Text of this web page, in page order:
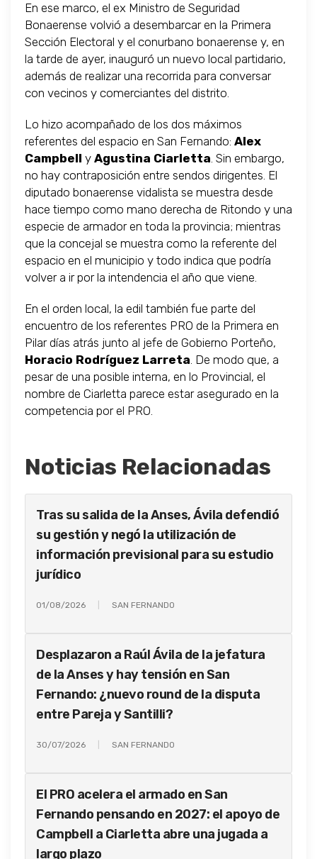
En ese marco, el ex Ministro de Seguridad
Bonaerense volvió a desembarcar en la Primera
Sección Electoral y el conurbano bonaerense y, en
la tarde de ayer, inauguró un nuevo local partidario,
además de realizar una recorrida para conversar
con vecinos y comerciantes del distrito.
Lo hizo acompañado de los dos máximos
referentes del espacio en San Fernando: Alex
Campbell y Agustina Ciarletta. Sin embargo,
no hay contraposición entre sendos dirigentes. El
diputado bonaerense vidalista se muestra desde
hace tiempo como mano derecha de Ritondo y una
especie de armador en toda la provincia; mientras
que la concejal se muestra como la referente del
espacio en el municipio y todo indica que podría
volver a ir por la intendencia el año que viene.
En el orden local, la edil también fue parte del
encuentro de los referentes PRO de la Primera en
Pilar días atrás junto al jefe de Gobierno Porteño,
Horacio Rodríguez Larreta. De modo que, a
pesar de una posible interna, en lo Provincial, el
nombre de Ciarletta parece estar asegurado en la
competencia por el PRO.
Noticias Relacionadas
Tras su salida de la Anses, Ávila defendió
su gestión y negó la utilización de
información previsional para su estudio
jurídico
01/08/2026 SAN FERNANDO
Desplazaron a Raúl Ávila de la jefatura
de la Anses y hay tensión en San
Fernando: ¿nuevo round de la disputa
entre Pareja y Santilli?
30/07/2026 SAN FERNANDO
El PRO acelera el armado en San
Fernando pensando en 2027: el apoyo de
Campbell a Ciarletta abre una jugada a
largo plazo